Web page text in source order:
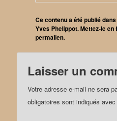
Ce contenu a été publié
Yves Phelippot. Mettez-le
permalien.
Laisser un
Votre adresse e-mail ne sera
obligatoires sont indiqués